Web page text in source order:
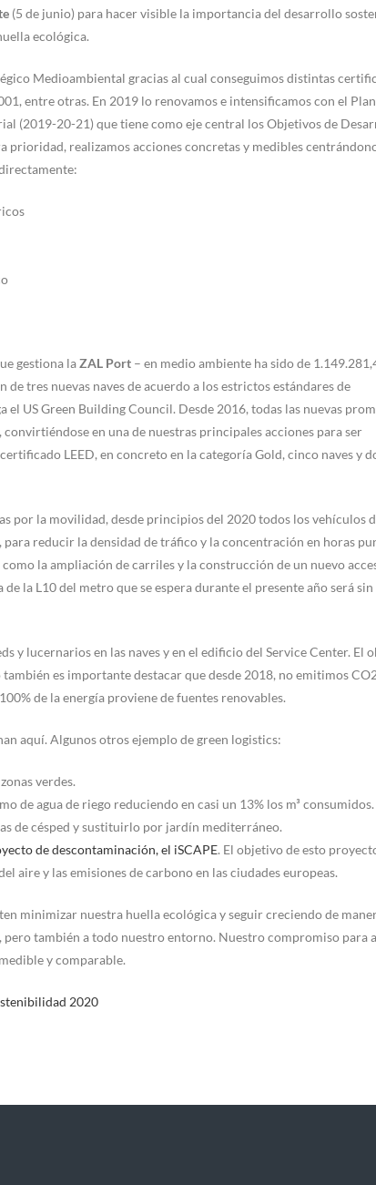
(5 de junio) para hacer visible la importancia del desarrollo
ecológica.
Medioambiental gracias al cual conseguimos distintas
entre otras. En 2019 lo renovamos e intensificamos con el Plan
(2019-20-21) que tiene como eje central los Objetivos de
prioridad, realizamos acciones concretas y medibles
gestiona laZAL Port – en medio ambiente ha sido de
tres nuevas naves de acuerdo a los estrictos estándares de
el US Green Building Council. Desde 2016, todas las nuevas
convirtiéndose en una de nuestras principales acciones para ser
LEED, en concreto en la categoría Gold, cinco naves y
por la movilidad, desde principios del 2020 todos los vehículos
para reducir la densidad de tráfico y la concentración en horas
la ampliación de carriles y la construcción de un nuevo
la L10 del metro que se espera durante el presente año será
y lucernarios en las naves y en el edificio del Service Center. El
es importante destacar que desde 2018, no emitimos
de la energía proviene de fuentes renovables.
aquí. Algunos otros ejemplo de green logistics:
verdes.
de agua de riego reduciendo en casi un 13% los m³ consumidos.
de césped y sustituirlo por jardín mediterráneo.
de descontaminación, el iSCAPE. El objetivo de esto
aire y las emisiones de carbono en las ciudades europeas.
minimizar nuestra huella ecológica y seguir creciendo de
también a todo nuestro entorno. Nuestro compromiso para
y comparable.
2020